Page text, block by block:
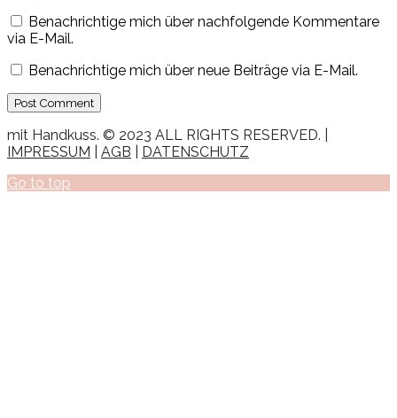
Benachrichtige mich über nachfolgende Kommentare
via E-Mail.
Benachrichtige mich über neue Beiträge via E-Mail.
mit Handkuss. © 2023 ALL RIGHTS RESERVED. |
IMPRESSUM
AGB
DATENSCHUTZ
Go to top